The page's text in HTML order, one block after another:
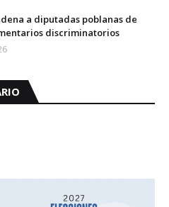
a diputadas poblanas de
discriminatorios